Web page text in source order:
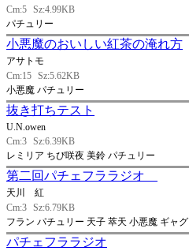
Cm:5 Sz:4.99KB
パチュリー
小悪魔のおいしい紅茶の淹れ方
アサトモ
Cm:15 Sz:5.62KB
小悪魔 パチュリー
抜き打ちテスト
U.N.owen
Cm:3 Sz:6.39KB
レミリア ちび咲夜 美鈴 パチュリー
第二回パチェフララジオ
天川 紅
Cm:3 Sz:6.79KB
フラン パチュリー 天子 萃天 小悪魔 ギャグ
パチェフララジオ